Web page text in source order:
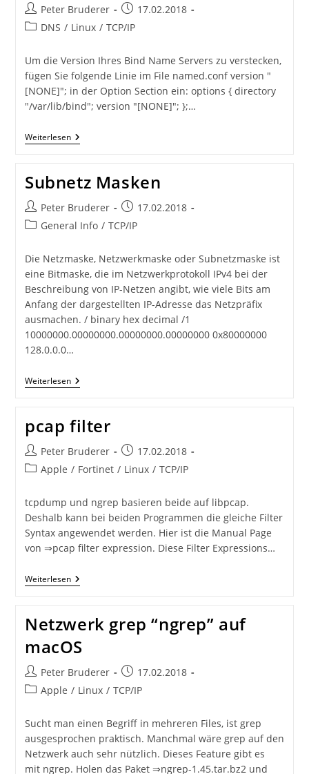
Beitrags-
Autor:
Peter Bruderer
Beitrag
veröffentlicht:
17.02.2018
Beitrags-
DNS / Linux / TCP/IP
Um die Version Ihres Bind Name Servers zu verstecken,
fügen Sie folgende Linie im File named.conf version "
[NONE]"; in der Option Section ein: options { directory
"/var/lib/bind"; version "[NONE]"; };…
WeiterlesenVerstecken
Sie
Von
BIND
Subnetz Masken
Beitrags-
Autor:
Peter Bruderer
Beitrag
veröffentlicht:
17.02.2018
Beitrags-
General Info / TCP/IP
Die Netzmaske, Netzwerkmaske oder Subnetzmaske ist
eine Bitmaske, die im Netzwerkprotokoll IPv4 bei der
Beschreibung von IP-Netzen angibt, wie viele Bits am
Anfang der dargestellten IP-Adresse das Netzpräfix
ausmachen. / binary hex decimal /1
10000000.00000000.00000000.00000000 0x80000000
128.0.0.0…
WeiterlesenSubnetz
Masken
pcap filter
Beitrags-
Autor:
Peter Bruderer
Beitrag
veröffentlicht:
17.02.2018
Beitrags-
Apple / Fortinet / Linux / TCP/IP
tcpdump und ngrep basieren beide auf libpcap.
Deshalb kann bei beiden Programmen die gleiche Filter
Syntax angewendet werden. Hier ist die Manual Page
von ⇒pcap filter expression. Diese Filter Expressions…
WeiterlesenPcap
Filter
Netzwerk grep “ngrep” auf
macOS
Beitrags-
Autor:
Peter Bruderer
Beitrag
veröffentlicht:
17.02.2018
Beitrags-
Apple / Linux / TCP/IP
Sucht man einen Begriff in mehreren Files, ist grep
ausgesprochen praktisch. Manchmal wäre grep auf den
Netzwerk auch sehr nützlich. Dieses Feature gibt es
mit ngrep. Holen das Paket ⇒ngrep-1.45.tar.bz2 und